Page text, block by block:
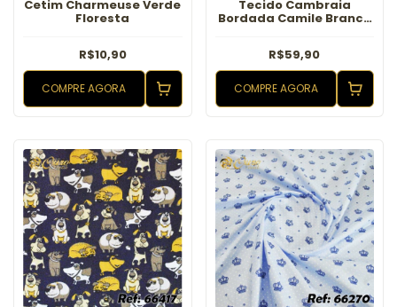
Cetim Charmeuse Verde
Floresta
R$10,90
COMPRE AGORA
Tecido Cambraia
Bordada Camile Branco
R$59,90
COMPRE AGORA